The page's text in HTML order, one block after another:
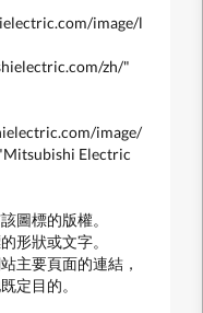
image/l
zh/"
image/
Electric
圖標的版權。
形狀或文字。
主要頁面的連結，
定目的。